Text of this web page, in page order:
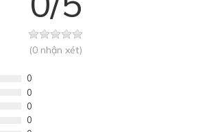
(0 nhận xét)
0
0
0
0